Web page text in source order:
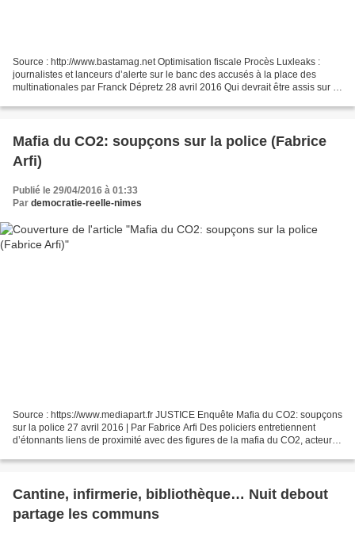
Source : http://www.bastamag.net Optimisation fiscale Procès Luxleaks :
journalistes et lanceurs d’alerte sur le banc des accusés à la place des
multinationales par Franck Dépretz 28 avril 2016 Qui devrait être assis sur le
Mafia du CO2: soupçons sur la police (Fabrice
Arfi)
Publié le 29/04/2016 à 01:33
Par democratie-reelle-nimes
Source : https://www.mediapart.fr JUSTICE Enquête Mafia du CO2: soupçons
sur la police 27 avril 2016 | Par Fabrice Arfi Des policiers entretiennent
d’étonnants liens de proximité avec des figures de la mafia du CO2, acteurs
Cantine, infirmerie, bibliothèque… Nuit debout
partage les communs